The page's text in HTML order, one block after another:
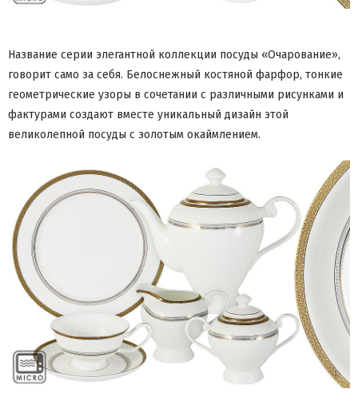
Название серии элегантной коллекции посуды «Очарование»,
говорит само за себя. Белоснежный костяной фарфор, тонкие
геометрические узоры в сочетании с различными рисунками и
фактурами создают вместе уникальный дизайн этой
великолепной посуды с золотым окаймлением.